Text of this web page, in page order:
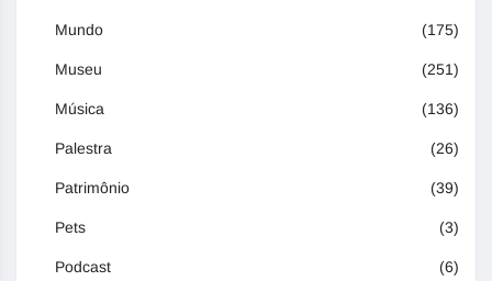
Mundo (175)
Museu (251)
Música (136)
Palestra (26)
Patrimônio (39)
Pets (3)
Podcast (6)